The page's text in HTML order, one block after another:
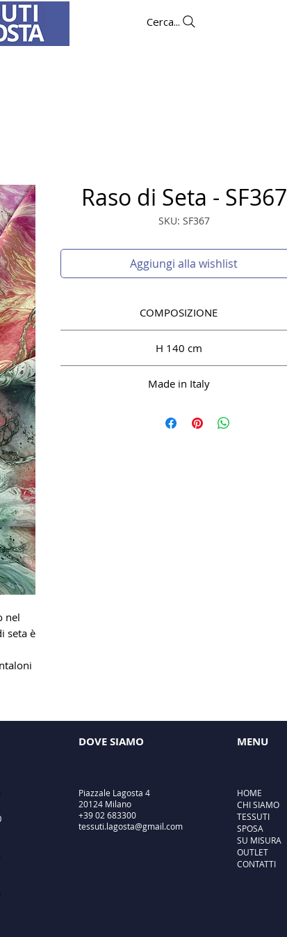
Cerca...
nel
seta è
Raso di Seta - SF367
SKU: SF367
Aggiungi alla wishlist
COMPOSIZIONE
H 140 cm
Made in Italy
DOVE SIAMO
Piazzale Lagosta 4
20124 Milano
+39 02 683300
tessuti.lagosta@gmail.com
MENU
HOME
CHI SIAMO
TESSUTI
SPOSA
SU MISURA
OUTLET
CONTATTI